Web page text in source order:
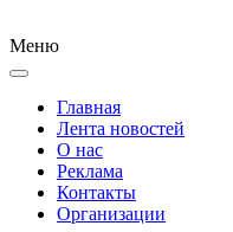
Меню
Главная
Лента новостей
О нас
Реклама
Контакты
Организации